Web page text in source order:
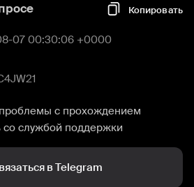
Копировать
07 00:30:06 +0000
с прохождением
со службой поддержки
в Telegram